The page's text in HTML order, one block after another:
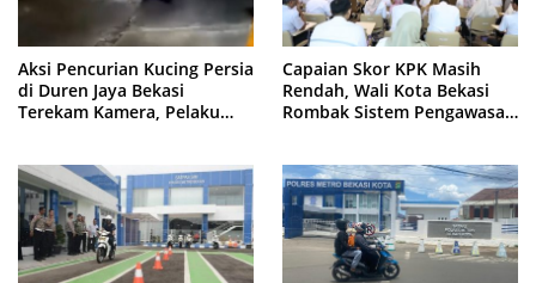
Aksi Pencurian Kucing Persia
di Duren Jaya Bekasi
Terekam Kamera, Pelaku
Capaian Skor KPK Masih
Rendah, Wali Kota Bekasi
Rombak Sistem Pengawasan